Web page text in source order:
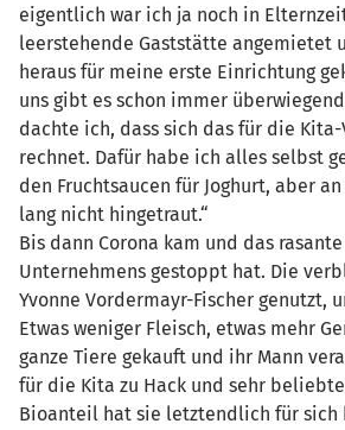
eigentlich war ich ja noch in
leerstehende Gaststätte angemietet
heraus für meine erste Einrichtung
uns gibt es schon immer
dachte ich, dass sich das für die
rechnet. Dafür habe ich alles selbst
den Fruchtsaucen für Joghurt, aber
lang nicht hingetraut.“
Bis dann Corona kam und das
Unternehmens gestoppt hat. Die
Yvonne Vordermayr-Fischer genutzt,
Etwas weniger Fleisch, etwas mehr
ganze Tiere gekauft und ihr Mann
für die Kita zu Hack und sehr
Bioanteil hat sie letztendlich für sich